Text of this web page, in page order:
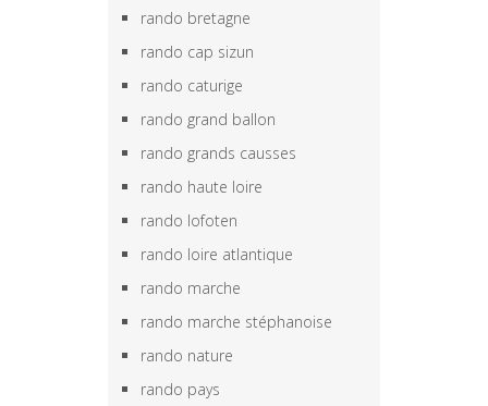
rando bretagne
rando cap sizun
rando caturige
rando grand ballon
rando grands causses
rando haute loire
rando lofoten
rando loire atlantique
rando marche
rando marche stéphanoise
rando nature
rando pays